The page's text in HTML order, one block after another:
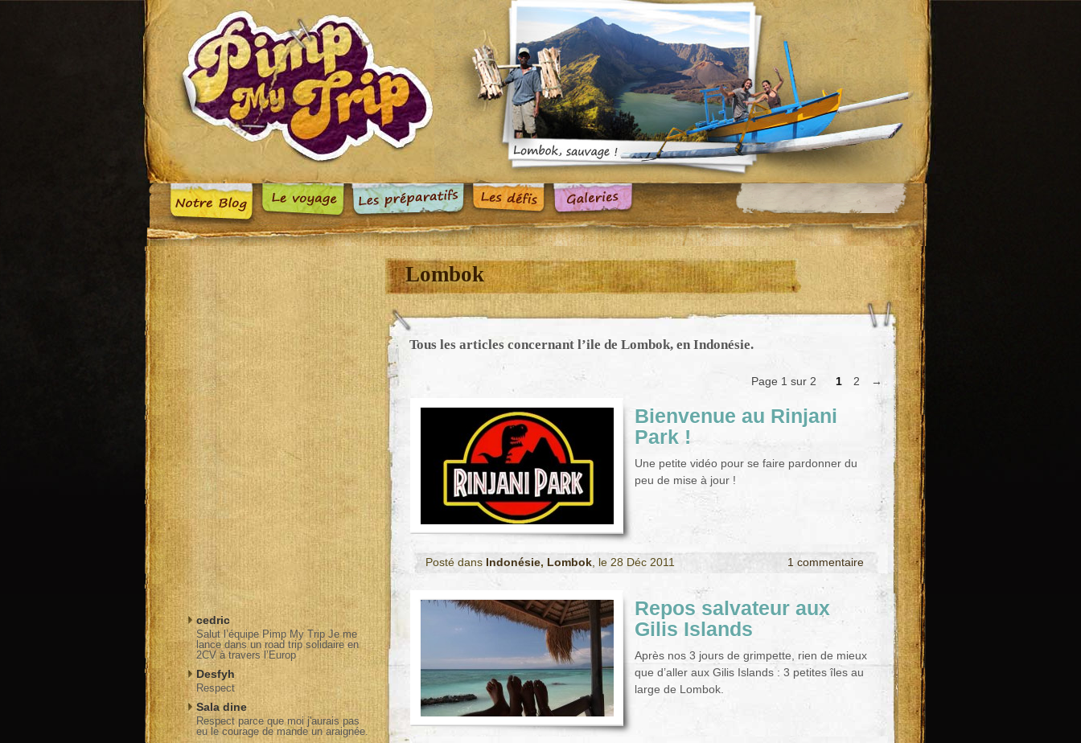
Lombok
Tous les articles concernant l’ile de Lombok, en Indonésie.
Page 1 sur 2 1 2 →
Bienvenue au Rinjani
Park !
Une petite vidéo pour se faire pardonner du
peu de mise à jour !
Posté dans Indonésie, Lombok , le 28 Déc 2011 1 commentaire
Repos salvateur aux
Gilis Islands
Après nos 3 jours de grimpette, rien de mieux
que d’aller aux Gilis Islands : 3 petites îles au
large de Lombok.
cedric
Salut l’équipe Pimp My Trip Je me
lance dans un road trip solidaire en
2CV à travers l’Europ
Desfyh
Respect
Sala dine
Respect parce que moi j'aurais pas
eu le courage de mande un araignée.